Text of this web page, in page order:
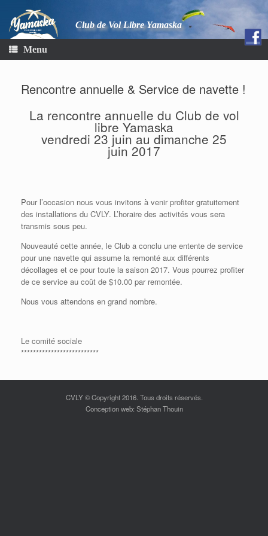
Club de Vol Libre Yamaska
Menu
Rencontre annuelle & Service de navette !
La rencontre annuelle du Club de vol
libre Yamaska
vendredi 23 juin au dimanche 25
juin 2017
Pour l’occasion nous vous invitons à venir profiter gratuitement
des installations du CVLY. L’horaire des activités vous sera
transmis sous peu.
Nouveauté cette année, le Club a conclu une entente de service
pour une navette qui assume la remonté aux différents
décollages et ce pour toute la saison 2017. Vous pourrez profiter
de ce service au coût de $10.00 par remontée.
Nous vous attendons en grand nombre.
Le comité sociale
**************************
CVLY © Copyright 2016. Tous droits réservés.
Conception web: Stéphan Thouin